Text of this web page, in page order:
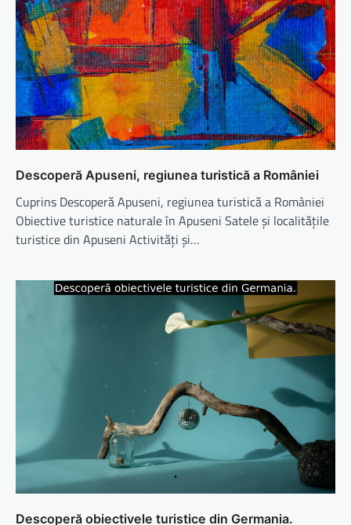
Descoperă Apuseni, regiunea turistică a României
Cuprins Descoperă Apuseni, regiunea turistică a României
Obiective turistice naturale în Apuseni Satele și localitățile
turistice din Apuseni Activități și…
Descoperă obiectivele turistice din Germania.